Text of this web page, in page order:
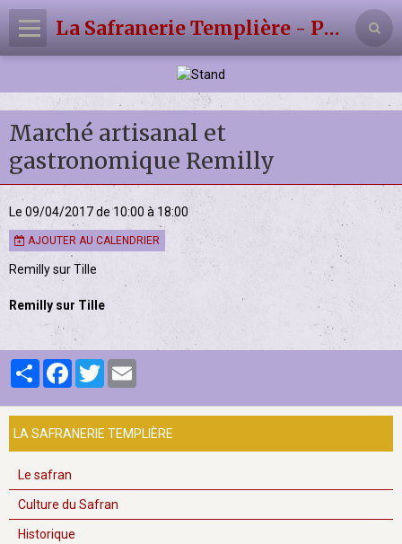
La Safranerie Templière - Producteur de Safran Artisanal
Votre compte
Accueil
La Safranerie Templière
Agenda
Contact
Album
Marché artisanal et
gastronomique Remilly
Le 09/04/2017de 10:00 à 18:00
AJOUTER AU CALENDRIER
Remilly sur Tille
Remilly sur Tille
PartagerFacebookTwitter
LA SAFRANERIE TEMPLIÈRE
Le safran
Culture du Safran
Historique